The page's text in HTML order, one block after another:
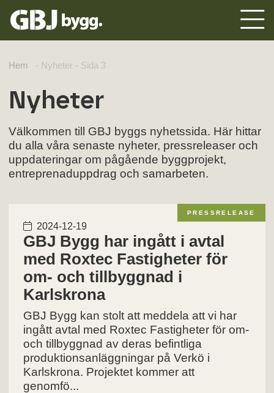
Hem - Nyheter- Sida 3
Nyheter
Välkommen till GBJ byggs nyhetssida. Här hittar
du alla våra senaste nyheter, pressreleaser och
uppdateringar om pågående byggprojekt,
entreprenaduppdrag och samarbeten.
PRESSRELEASE
2024-12-19
GBJ Bygg har ingått i avtal
med Roxtec Fastigheter för
om- och tillbyggnad i
Karlskrona
GBJ Bygg kan stolt att meddela att vi har
ingått avtal med Roxtec Fastigheter för om-
och tillbyggnad av deras befintliga
produktionsanläggningar på Verkö i
Karlskrona. Projektet kommer att
genomfö...